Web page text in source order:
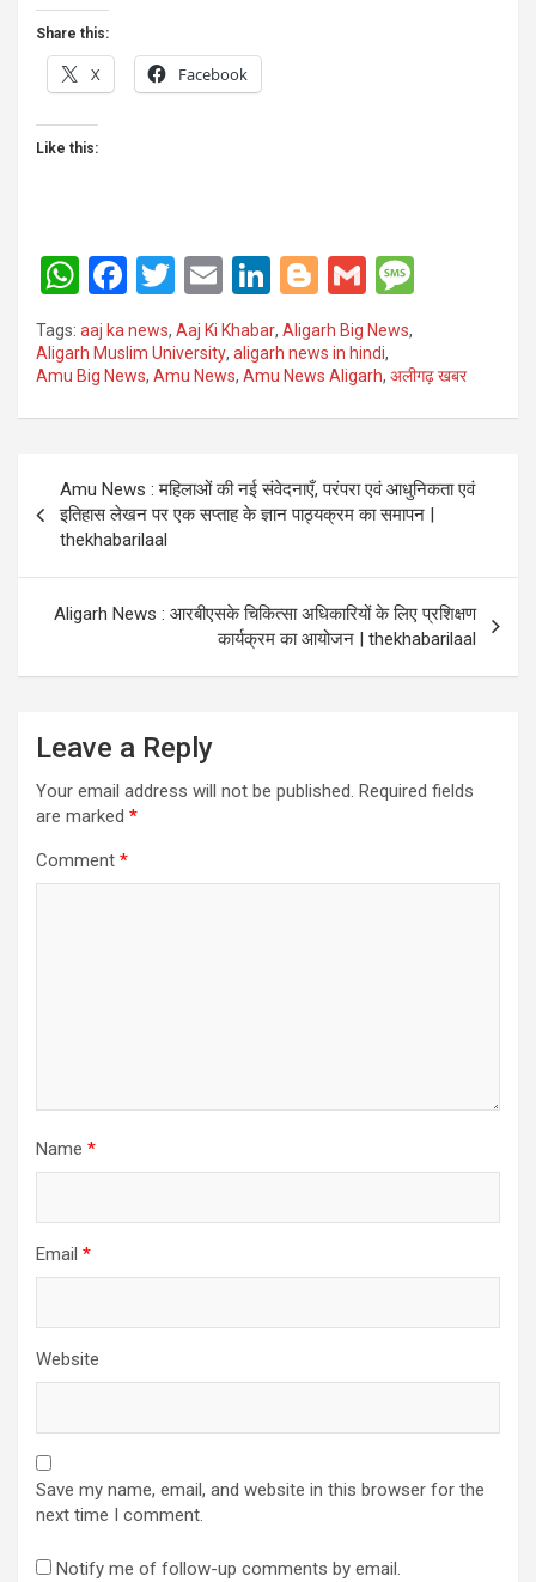
Share this:
X Facebook
Like this:
W
at
s
A
p
F
ce
b
o
k
T
wi
tt
er
E
m
ail
Li
n
ke
dI
n
Bl
o
g
g
er
G
m
ail
a
g
Tags: aaj ka news, Aaj Ki Khabar, Aligarh Big News,
Aligarh Muslim University, aligarh news in hindi,
Amu Big News, Amu News, Amu News Aligarh, अलीगढ़ खबर
navigation
Amu News : महिलाओं की नई संवेदनाएँ, परंपरा एवं आधुनिकता एवं
इतिहास लेखन पर एक सप्ताह के ज्ञान पाठ्यक्रम का समापन |
thekhabarilaal
Aligarh News : आरबीएसके चिकित्सा अधिकारियों के लिए प्रशिक्षण
कार्यक्रम का आयोजन | thekhabarilaal
Leave a Reply
Your email address will not be published. Required fields
are marked *
Comment *
Name *
Email *
Website
Save my name, email, and website in this browser for the
next time I comment.
Notify me of follow-up comments by email.